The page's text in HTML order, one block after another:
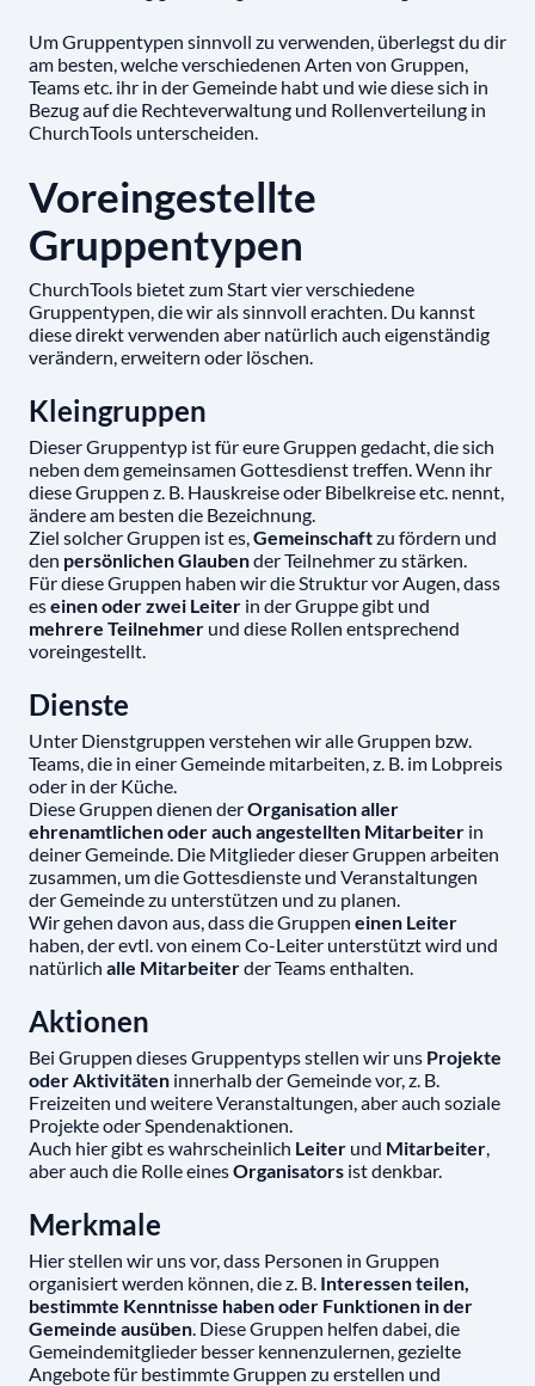
Um Gruppentypen sinnvoll zu verwenden, überlegst du dir
am besten, welche verschiedenen Arten von Gruppen,
Teams etc. ihr in der Gemeinde habt und wie diese sich in
Bezug auf die Rechteverwaltung und Rollenverteilung in
ChurchTools unterscheiden.
Voreingestellte
Gruppentypen
ChurchTools bietet zum Start vier verschiedene
Gruppentypen, die wir als sinnvoll erachten. Du kannst
diese direkt verwenden aber natürlich auch eigenständig
verändern, erweitern oder löschen.
Kleingruppen
Dieser Gruppentyp ist für eure Gruppen gedacht, die sich
neben dem gemeinsamen Gottesdienst treffen. Wenn ihr
diese Gruppen z. B. Hauskreise oder Bibelkreise etc. nennt,
ändere am besten die Bezeichnung.
Ziel solcher Gruppen ist es,Gemeinschaftzu fördern und
den persönlichen Glaubender Teilnehmer zu stärken.
Für diese Gruppen haben wir die Struktur vor Augen, dass
eseinen oder zwei Leiter in der Gruppe gibt und
mehrere Teilnehmer und diese Rollen entsprechend
voreingestellt.
Dienste
Unter Dienstgruppen verstehen wir alle Gruppen bzw.
Teams, die in einer Gemeinde mitarbeiten, z. B. im Lobpreis
oder in der Küche.
Diese Gruppen dienen derOrganisation aller
ehrenamtlichen oder auch angestellten Mitarbeiter in
deiner Gemeinde. Die Mitglieder dieser Gruppen arbeiten
zusammen, um die Gottesdienste und Veranstaltungen
der Gemeinde zu unterstützen und zu planen.
Wir gehen davon aus, dass die Gruppen einen Leiter
haben, der evtl. von einem Co-Leiter unterstützt wird und
natürlich alle Mitarbeiterder Teams enthalten.
Aktionen
Bei Gruppen dieses Gruppentyps stellen wir uns Projekte
oder Aktivitäten innerhalb der Gemeinde vor, z. B.
Freizeiten und weitere Veranstaltungen, aber auch soziale
Projekte oder Spendenaktionen.
Auch hier gibt es wahrscheinlich Leiter und Mitarbeiter,
aber auch die Rolle einesOrganisators ist denkbar.
Merkmale
Hier stellen wir uns vor, dass Personen in Gruppen
organisiert werden können, die z. B. Interessen teilen,
bestimmte Kenntnisse haben oder Funktionen in der
Gemeinde ausüben. Diese Gruppen helfen dabei, die
Gemeindemitglieder besser kennenzulernen, gezielte
Angebote für bestimmte Gruppen zu erstellen und